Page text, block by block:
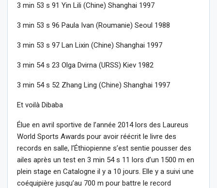
3 min 53 s 91 Yin Lili (Chine) Shanghai 1997
3 min 53 s 96 Paula Ivan (Roumanie) Seoul 1988
3 min 53 s 97 Lan Lixin (Chine) Shanghai 1997
3 min 54 s 23 Olga Dvirna (URSS) Kiev 1982
3 min 54 s 52 Zhang Ling (Chine) Shanghai 1997
Et voilà Dibaba
Élue en avril sportive de l’année 2014 lors des Laureus
World Sports Awards pour avoir réécrit le livre des
records en salle, l’Éthiopienne s’est sentie pousser des
ailes après un test en 3 min 54 s 11 lors d’un 1500 m en
plein stage en Catalogne il y a 10 jours. Elle y a suivi une
coéquipière jusqu’au 700 m pour battre le record